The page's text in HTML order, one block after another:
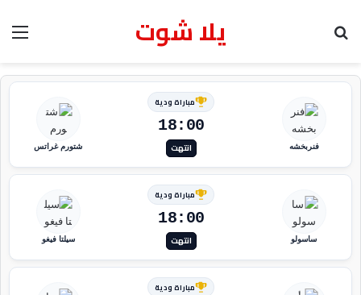
يلا شوت
فنربخشه
مباراة ودية
18:00
انتهت شتورم غراتس
ساسولو
مباراة ودية
18:00
انتهت سيلتا فيغو
مباراة ودية